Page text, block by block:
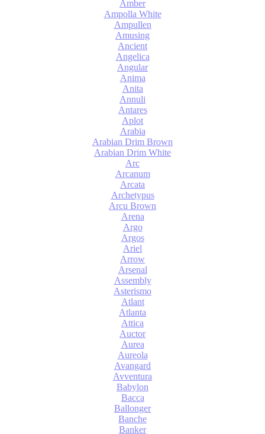
Amber
Ampolla White
Ampullen
Amusing
Ancient
Angelica
Angular
Anima
Anita
Annuli
Antares
Aplot
Arabia
Arabian Drim Brown
Arabian Drim White
Arc
Arcanum
Arcata
Archetypus
Arcu Brown
Arena
Argo
Argos
Ariel
Arrow
Arsenal
Assembly
Asterismo
Atlant
Atlanta
Attica
Auctor
Aurea
Aureola
Avangard
Avventura
Babylon
Bacca
Ballonger
Banche
Banker